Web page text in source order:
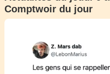
Comptwoir du jour